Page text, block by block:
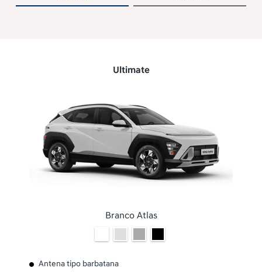
Ultimate
Branco Atlas
Antena tipo barbatana